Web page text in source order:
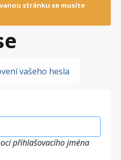
stránku se musíte
vašeho hesla
přihlašovacího jména